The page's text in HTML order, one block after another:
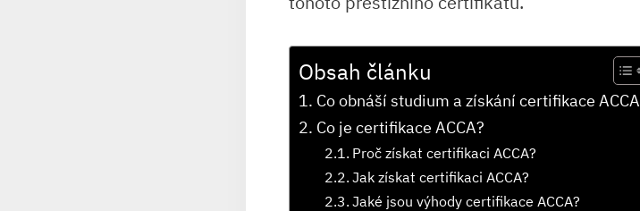
Obsah článku
Co obnáší studium a získání certifikace ACCA
Co je certifikace ACCA?
Proč získat certifikaci ACCA?
Jak získat certifikaci ACCA?
Jaké jsou výhody certifikace ACCA?